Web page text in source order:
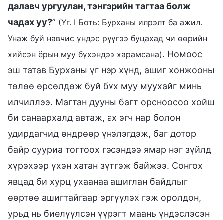
далавч ургуулан, тэнгэрийн тагтаа болж
чадах уу?” (Үг. I Боть: Бурханы илрэлт ба ажил.
Унаж буй навчис үндэс рүүгээ буцахад чи өөрийн
хийсэн ёрын муу бүхэндээ харамсана). Номоос
эш татав Бурханы үг нэр хүнд, ашиг хонжооны
төлөө өрсөлдөж буй бүх муу муухайг минь
илчиллээ. Магтан дууны багт орсноосоо хойш
би санаархалд автаж, ах эгч нар болон
удирдагчид өндрөөр үнэлэгдэж, баг дотор
байр сууриа тогтоох гэсэндээ ямар нэг зүйлд
хүрэхээр үхэн хатан зүтгэж байжээ. Сонгох
явцад би хурц ухаанаа ашиглан байдлыг
өөртөө ашигтайгаар эргүүлэх гэж оролдон,
урьд нь биелүүлсэн үүрэгт маань үндэслэсэн